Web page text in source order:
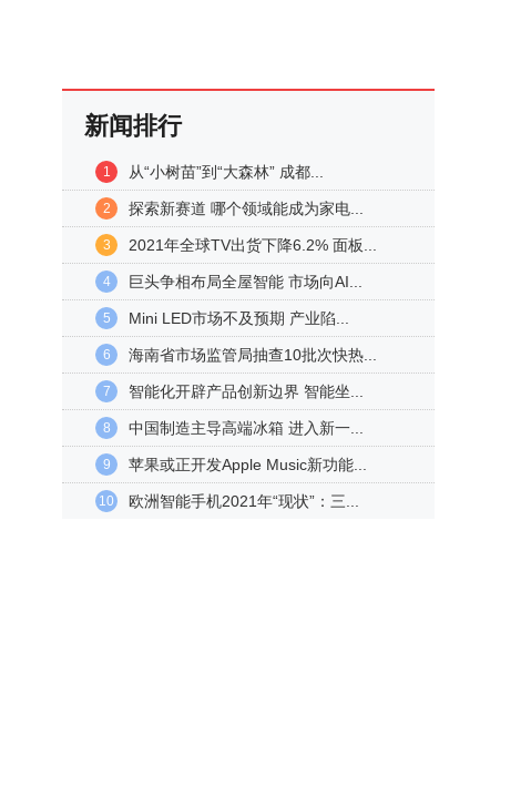
新闻排行
1 从“小树苗”到“大森林” 成都...
2 探索新赛道 哪个领域能成为家电...
3 2021年全球TV出货下降6.2% 面板...
4 巨头争相布局全屋智能 市场向AI...
5 Mini LED市场不及预期 产业陷...
6 海南省市场监管局抽查10批次快热...
7 智能化开辟产品创新边界 智能坐...
8 中国制造主导高端冰箱 进入新一...
9 苹果或正开发Apple Music新功能...
10 欧洲智能手机2021年“现状”：三...